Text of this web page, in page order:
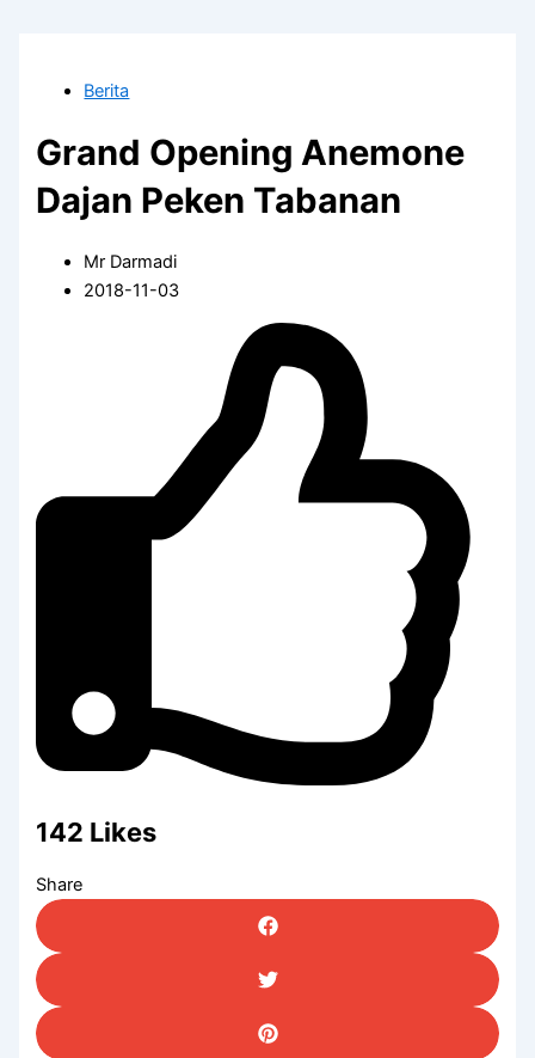
Berita
Grand Opening Anemone
Dajan Peken Tabanan
Mr Darmadi
2018-11-03
142 Likes
Share